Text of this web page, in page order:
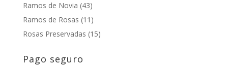
Ramos de Novia (43)
Ramos de Rosas (11)
Rosas Preservadas (15)
Pago seguro